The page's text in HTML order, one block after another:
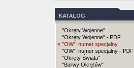
KATALOG
"Okręty Wojenne"
"Okręty Wojenne" - PDF
» "OW": numer specjalny
"OW": numer specjalny - PDF
"Okręty Świata"
"Barwy Okrętów"